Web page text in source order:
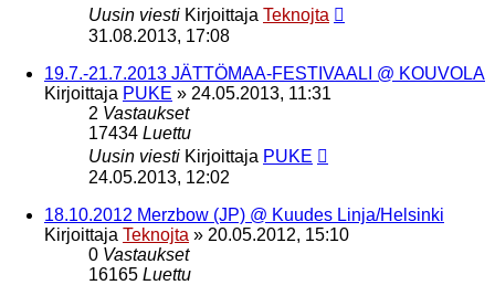
Uusin viesti Kirjoittaja Teknojta
31.08.2013, 17:08
19.7.-21.7.2013 JÄTTÖMAA-FESTIVAALI @ KOUVOLA
Kirjoittaja PUKE » 24.05.2013, 11:31
2 Vastaukset
17434 Luettu
Uusin viesti Kirjoittaja PUKE
24.05.2013, 12:02
18.10.2012 Merzbow (JP) @ Kuudes Linja/Helsinki
Kirjoittaja Teknojta » 20.05.2012, 15:10
0 Vastaukset
16165 Luettu